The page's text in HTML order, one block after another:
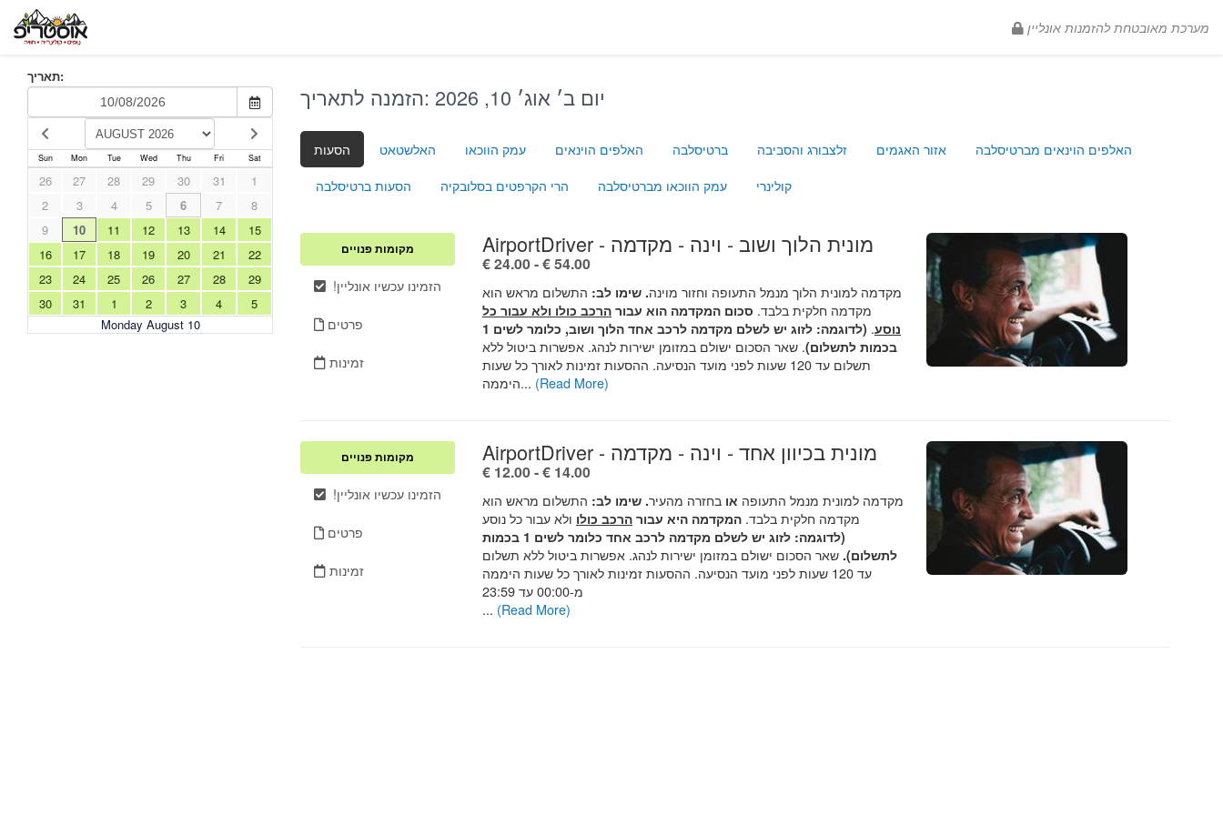
מערכת מאובטחת להזמנות אונליין
תאריך:
Sun Mon Tue Wed Thu Fri Sat
Monday August 10
26 27 28 29 30 31
1
2
3 4 5 6 7
8
9
10 11 12 13 14
15
16
17 18 19 20 21
22
23
24 25 26 27 28
29
30
31 1 2 3 4 5
הזמנה לתאריך: יום ב׳ אוג׳ 10, 2026
הסעות האלשטאט עמק הווכאו האלפים הוינאים ברטיסלבה זלצבורג והסביבה אזור האגמים
האלפים הוינאים מברטיסלבה
הסעות ברטיסלבה
הרי הקרפטים בסלובקיה עמק הווכאו מברטיסלבה קולינרי
מקומות פנויים
!הזמינו עכשיו אונליין
פרטים
זמינות
AirportDriver - מונית הלוך ושוב - וינה - מקדמה
€ 24.00-€ 54.00.
מקדמה למונית הלוך מנמל התעופה וחזור מוינה. שימו לב: התשלום מראש הוא
מקדמה חלקית בלבד. סכום המקדמה הוא עבור הרכב כולו ולא עבור כל
נוסע.
(לדוגמה: לזוג יש לשלם מקדמה לרכב אחד הלוך ושוב, כלומר לשים 1
בכמות לתשלום). שאר הסכום ישולם במזומן ישירות לנהג. אפשרות ביטול ללא
תשלום עד 120 שעות לפני מועד הנסיעה. ההסעות זמינות לאורך כל שעות
היממה... (Read More)
מקומות פנויים
!הזמינו עכשיו אונליין
פרטים
זמינות
AirportDriver - מונית בכיוון אחד - וינה - מקדמה
€ 12.00-€ 14.00.
מקדמה למונית מנמל התעופה או בחזרה מהעיר. שימו לב: התשלום מראש הוא
מקדמה חלקית בלבד. המקדמה היא עבור הרכב כולו ולא עבור כל נוסע
(לדוגמה: לזוג יש לשלם מקדמה לרכב אחד כלומר לשים 1 בכמות
לתשלום). שאר הסכום ישולם במזומן ישירות לנהג. אפשרות ביטול ללא תשלום
עד 120 שעות לפני מועד הנסיעה. ההסעות זמינות לאורך כל שעות היממה
מ-00:00 עד 23:59
... (Read More)